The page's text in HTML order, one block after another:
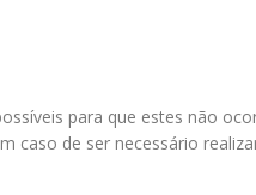
para que estes não
caso de ser necessário